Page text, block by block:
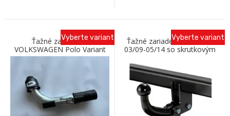
Ťažné zariadenie
VOLKSWAGEN Polo Variant
1997- s bajonetovým
Vyberte variant
Ťažné zariadenie VW Polo
03/09-05/14 so skrutkovým
Vyberte variant